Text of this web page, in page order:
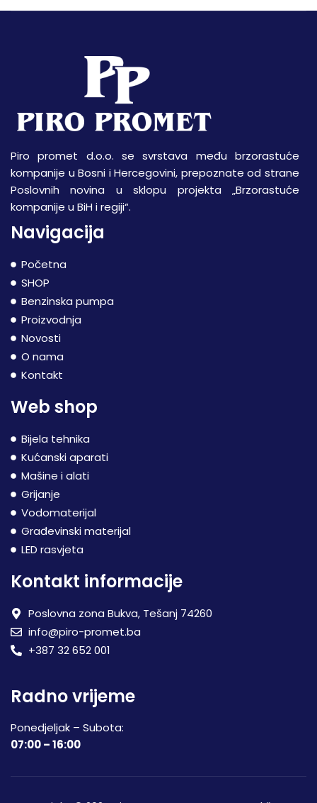
Piro promet d.o.o. se svrstava među brzorastuće
kompanije u Bosni i Hercegovini, prepoznate od strane
Poslovnih novina u sklopu projekta „Brzorastuće
kompanije u BiH i regiji“.
Navigacija
Početna
SHOP
Benzinska pumpa
Proizvodnja
Novosti
O nama
Kontakt
Web shop
Bijela tehnika
Kućanski aparati
Mašine i alati
Grijanje
Vodomaterijal
Građevinski materijal
LED rasvjeta
Kontakt informacije
Poslovna zona Bukva, Tešanj 74260
info@piro-promet.ba
+387 32 652 001
Radno vrijeme
Ponedjeljak – Subota:
07:00 – 16:00